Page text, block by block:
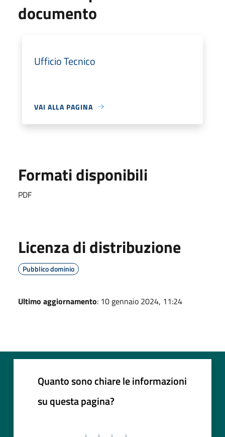
documento
Ufficio Tecnico
VAI ALLA PAGINA
Formati disponibili
PDF
Licenza di distribuzione
Pubblico dominio
Ultimo aggiornamento: 10 gennaio 2024, 11:24
Quanto sono chiare le informazioni
su questa pagina?